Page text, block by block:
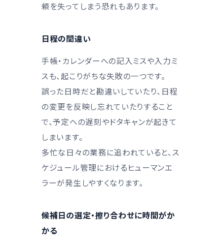
頼を失ってしまう恐れもあります。
日程の間違い
手帳・カレンダーへの記入ミスや入力ミ
スも、起こりがちな失敗の一つです。
誤った日時だと勘違いしていたり、日程
の変更を反映し忘れていたりすること
で、予定への遅刻やドタキャンが起きて
しまいます。
多忙な日々の業務に追われていると、ス
ケジュール管理におけるヒューマンエ
ラーが発生しやすくなります。
候補日の選定・擦り合わせに時間がか
かる